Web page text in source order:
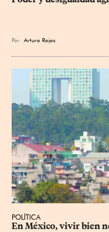
Por Arturo Rojas
POLÍTICA
En México, vivir bien